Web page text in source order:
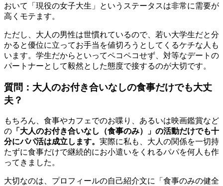
おいて「現役の女子大生」というステータスは非常に需要が
高くモテます。
ただし、大人の男性は世慣れているので、若い大学生だと分
かると優位に立ってお手当を値切ろうとしてくるケチな人も
います。学生だからといってペコペコせず、対等なデートの
パートナーとして毅然とした態度で接するのが大切です。
質問：大人のお付き合いなしの食事だけでも大丈
夫？
もちろん、食事やカフェでのお喋り、あるいは映画鑑賞など
の 「大人のお付き合いなし（食事のみ）」の活動だけでも十
分にパパ活は成立します。 実際に私も、大人の関係を一切持
たずに食事だけで継続的にお小遣いをくれるパパを何人も作
ってきました。
大切なのは、プロフィールの自己紹介文に「食事のみの健全